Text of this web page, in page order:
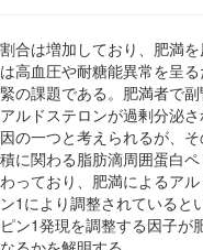
合は増加しており、肥満
高血圧や耐糖能異常を呈
の課題である。肥満者で
ルドステロンが過剰分泌
の一つと考えられるが、
に関わる脂肪滴周囲蛋白
っており、肥満によるア
1により調整されていると
ン1発現を調整する因子が